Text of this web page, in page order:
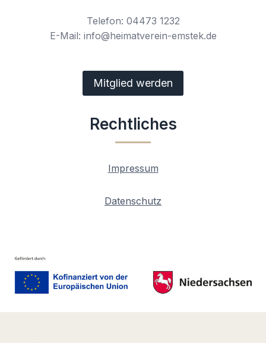
Telefon: 04473 1232
E-Mail: info@heimatverein-emstek.de
Mitglied werden
Rechtliches
Impressum
Datenschutz